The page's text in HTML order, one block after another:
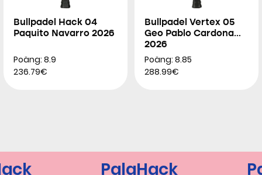
Bullpadel Hack 04
Paquito Navarro 2026
Poäng: 8.9
236.79€
Bullpadel Vertex 05
Geo Pablo Cardona
2026
Poäng: 8.85
288.99€